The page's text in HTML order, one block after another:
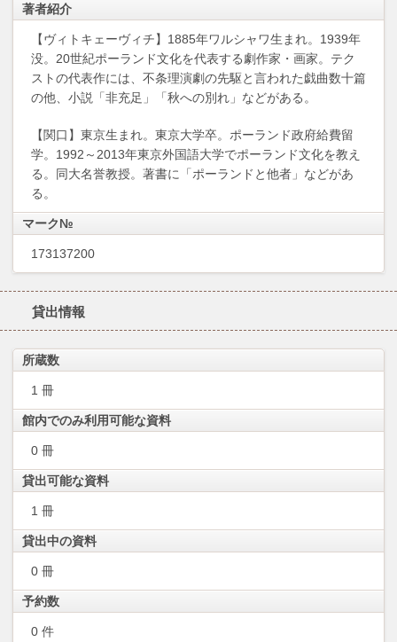
著者紹介
【ヴィトキェーヴィチ】1885年ワルシャワ生まれ。1939年
没。20世紀ポーランド文化を代表する劇作家・画家。テク
ストの代表作には、不条理演劇の先駆と言われた戯曲数十篇
の他、小説「非充足」「秋への別れ」などがある。
【関口】東京生まれ。東京大学卒。ポーランド政府給費留
学。1992～2013年東京外国語大学でポーランド文化を教え
る。同大名誉教授。著書に「ポーランドと他者」などがあ
る。
マーク№
173137200
貸出情報
所蔵数
1 冊
館内でのみ利用可能な資料
0 冊
貸出可能な資料
1 冊
貸出中の資料
0 冊
予約数
0 件